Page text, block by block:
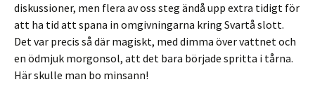
diskussioner, men flera av oss steg ändå upp extra tidigt för
att ha tid att spana in omgivningarna kring Svartå slott.
Det var precis så där magiskt, med dimma över vattnet och
en ödmjuk morgonsol, att det bara började spritta i tårna.
Här skulle man bo minsann!